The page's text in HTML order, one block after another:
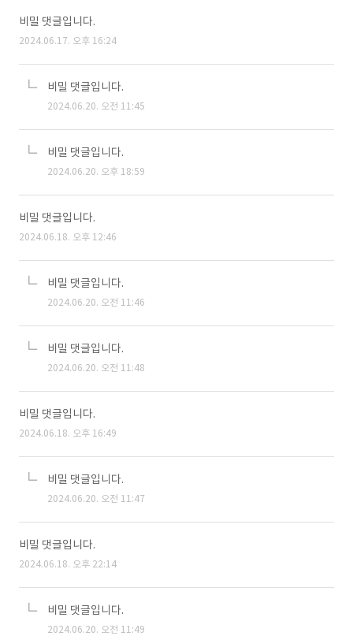
비밀 댓글입니다.
2024.06.17. 오후 16:24
비밀 댓글입니다.
2024.06.20. 오전 11:45
비밀 댓글입니다.
2024.06.20. 오후 18:59
비밀 댓글입니다.
2024.06.18. 오후 12:46
비밀 댓글입니다.
2024.06.20. 오전 11:46
비밀 댓글입니다.
2024.06.20. 오전 11:48
비밀 댓글입니다.
2024.06.18. 오후 16:49
비밀 댓글입니다.
2024.06.20. 오전 11:47
비밀 댓글입니다.
2024.06.18. 오후 22:14
비밀 댓글입니다.
2024.06.20. 오전 11:49